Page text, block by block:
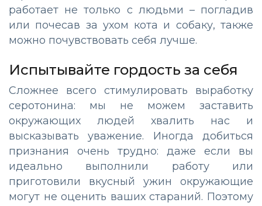
работает не только с людьми – погладив
или почесав за ухом кота и собаку, также
можно почувствовать себя лучше.
Испытывайте гордость за себя
Сложнее всего стимулировать выработку
серотонина: мы не можем заставить
окружающих людей хвалить нас и
высказывать уважение. Иногда добиться
признания очень трудно: даже если вы
идеально выполнили работу или
приготовили вкусный ужин окружающие
могут не оценить ваших стараний. Поэтому